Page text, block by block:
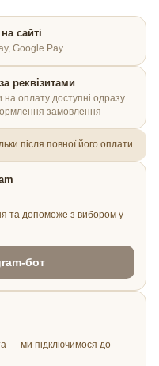
сайті
Google Pay
реквізитами
на оплату доступні одразу
замовлення
після повної його оплати.
та допоможе з вибором у
бот
— ми підключимося до